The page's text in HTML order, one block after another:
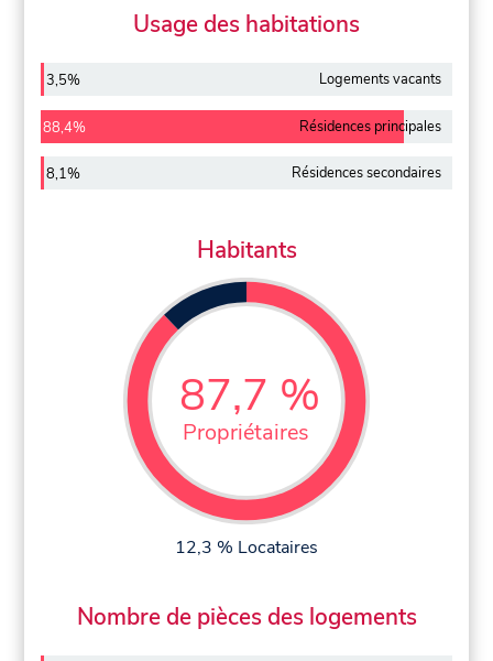
Usage des habitations
3,5% Logements vacants
88,4% Résidences principales
8,1% Résidences secondaires
Habitants
87,7 %
Propriétaires
12,3 % Locataires
Nombre de pièces des logements